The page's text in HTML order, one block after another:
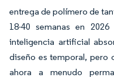
entrega de polímero de
18-40 semanas en
inteligencia artificial
diseño es temporal, pero
ahora a menudo